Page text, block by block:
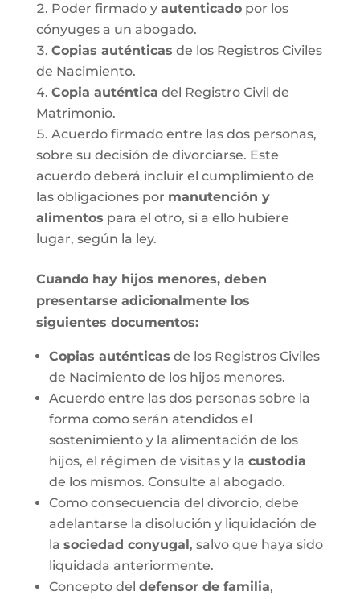
Poder firmado y autenticadopor los
cónyuges a un abogado.
Copias auténticas de los Registros Civiles
de Nacimiento.
Copia auténtica del Registro Civil de
Matrimonio.
Acuerdo firmado entre las dos personas,
sobre su decisión de divorciarse. Este
acuerdo deberá incluir el cumplimiento de
las obligaciones por manutención y
alimentos para el otro, si a ello hubiere
lugar, según la ley.
Cuando hay hijos menores, deben
presentarse adicionalmente los
siguientes documentos:
Copias auténticas de los Registros Civiles
de Nacimiento de los hijos menores.
Acuerdo entre las dos personas sobre la
forma como serán atendidos el
sostenimiento y la alimentación de los
hijos, el régimen de visitas y la custodia
de los mismos. Consulte al abogado.
Como consecuencia del divorcio, debe
adelantarse la disolución y liquidación de
la sociedad conyugal, salvo que haya sido
liquidada anteriormente.
Concepto del defensor de familia,